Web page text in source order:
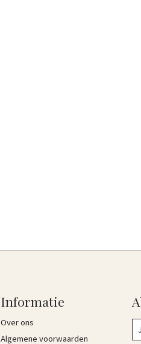
Informatie
Over ons
Algemene voorwaarden